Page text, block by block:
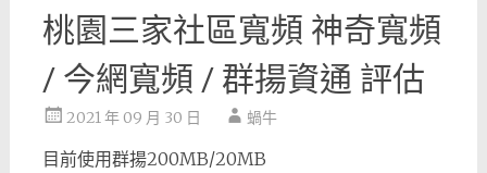
桃園三家社區寬頻 神奇寬頻
/ 今網寬頻 / 群揚資通 評估
2021 年 09 月 30 日 蝸牛
目前使用群揚200MB/20MB